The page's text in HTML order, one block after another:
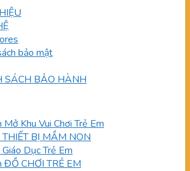
bảo mật
SÁCH BẢO HÀNH
Mở Khu Vui Chơi Trẻ Em
THIẾT BỊ MẦM NON
Dục Trẻ Em
ĐỒ CHƠI TRẺ EM